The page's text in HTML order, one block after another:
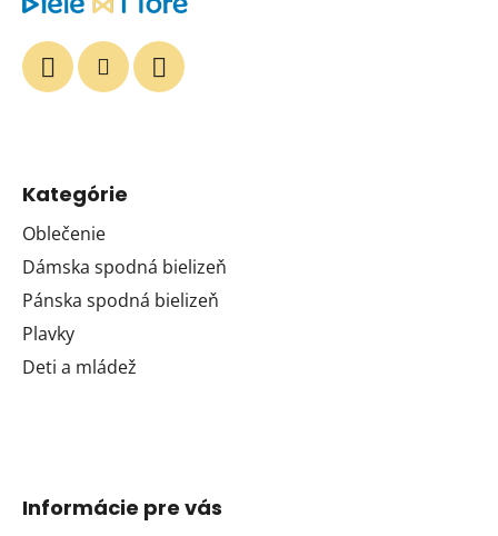
Kategórie
Oblečenie
Dámska spodná bielizeň
Pánska spodná bielizeň
Plavky
Deti a mládež
Informácie pre vás